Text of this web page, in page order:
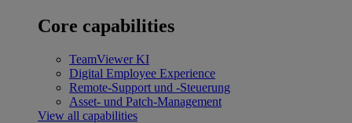
Core capabilities
TeamViewer KI
Digital Employee Experience
Remote-Support und -Steuerung
Asset- und Patch-Management
View all capabilities